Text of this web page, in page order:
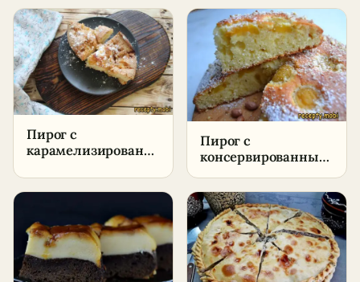
рецепт в домашних
условиях
в домашних
условиях
Пирог с
карамелизированными
пошаговый рецепт
Пирог с
консервированными
пошаговый рецепт
в домашних
условиях